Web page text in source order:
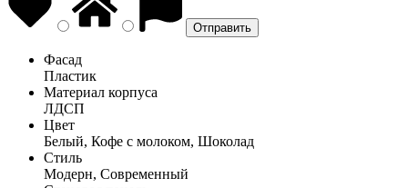
Фасад
Пластик
Материал корпуса
ЛДСП
Цвет
Белый, Кофе с молоком, Шоколад
Стиль
Модерн, Современный